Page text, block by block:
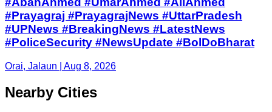
#Prayagraj #PrayagrajNews #UttarPradesh
#UPNews #BreakingNews #LatestNews
#PoliceSecurity #NewsUpdate #BolDoBharat
Orai, Jalaun | Aug 8, 2026
Nearby Cities